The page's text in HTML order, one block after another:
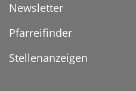
Newsletter
Pfarreifinder
Stellenanzeigen